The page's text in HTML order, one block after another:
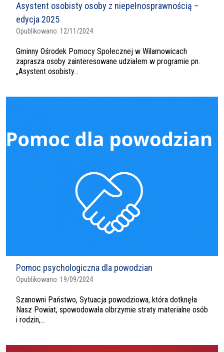
Asystent osobisty osoby z niepełnosprawnością –
edycja 2025
Opublikowano: 12/11/2024
Gminny Ośrodek Pomocy Społecznej w Wilamowicach
zaprasza osoby zainteresowane udziałem w programie pn.
„Asystent osobisty...
Pomoc psychologiczna dla powodzian
Opublikowano: 19/09/2024
Szanowni Państwo, Sytuacja powodziowa, która dotknęła
Nasz Powiat, spowodowała olbrzymie straty materialne osób
i rodzin,...